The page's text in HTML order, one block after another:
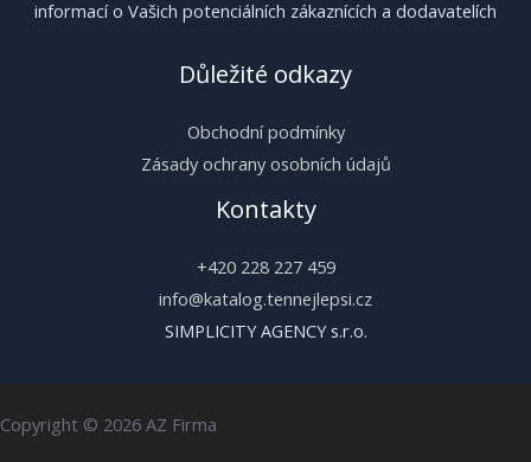
informací o Vašich potenciálních zákaznících a dodavatelích
Důležité odkazy
Obchodní podmínky
Zásady ochrany osobních údajů
Kontakty
+420 228 227 459
info@katalog.tennejlepsi.cz
SIMPLICITY AGENCY s.r.o.
Copyright © 2026 AZ Firma